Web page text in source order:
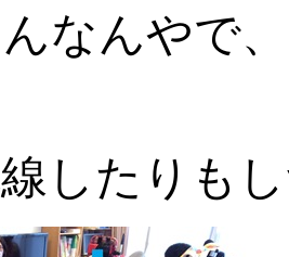
なんやで
したりも